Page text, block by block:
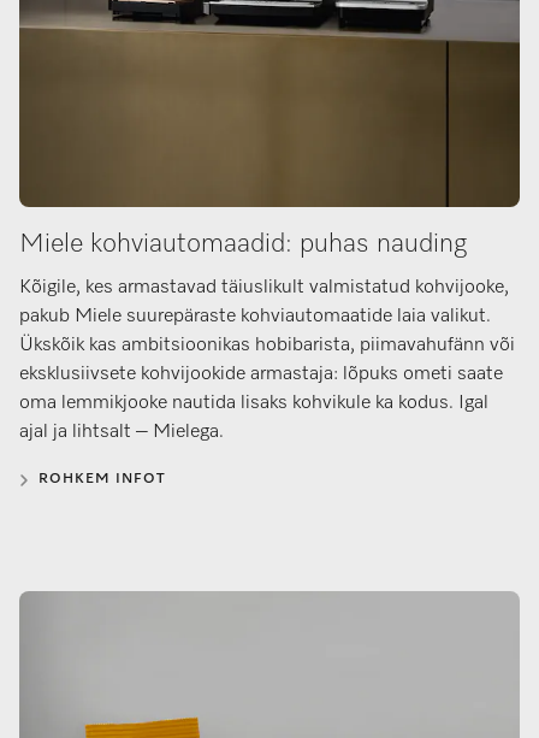
Miele kohviautomaadid: puhas nauding
Kõigile, kes armastavad täiuslikult valmistatud kohvijooke,
pakub Miele suurepäraste kohviautomaatide laia valikut.
Ükskõik kas ambitsioonikas hobibarista, piimavahufänn või
eksklusiivsete kohvijookide armastaja: lõpuks ometi saate
oma lemmikjooke nautida lisaks kohvikule ka kodus. Igal
ajal ja lihtsalt – Mielega.
ROHKEM INFOT